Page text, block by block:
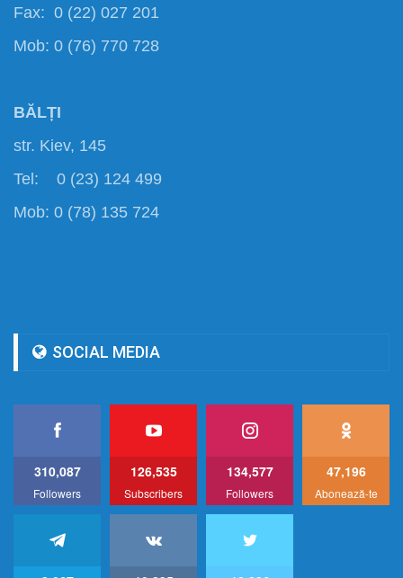
Fax: 0 (22) 027 201
Mob: 0 (76) 770 728
BĂLȚI
str. Kiev, 145
Tel: 0 (23) 124 499
Mob: 0 (78) 135 724
SOCIAL MEDIA
310,087
Followers
126,535
Subscribers
134,577
Followers
47,196
Abonează-te